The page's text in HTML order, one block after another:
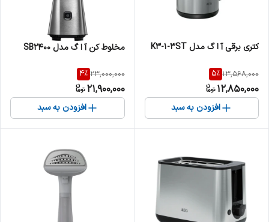
کتری برقی آ ا گ مدل K3-1-3ST
13,568,000
5%
12,850,000
افزودن به سبد
مخلوط کن آ ا گ مدل SB2400
23,000,000
4%
21,900,000
افزودن به سبد